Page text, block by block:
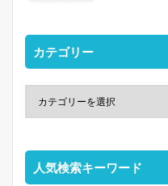
カテゴリー
人気検索キーワード